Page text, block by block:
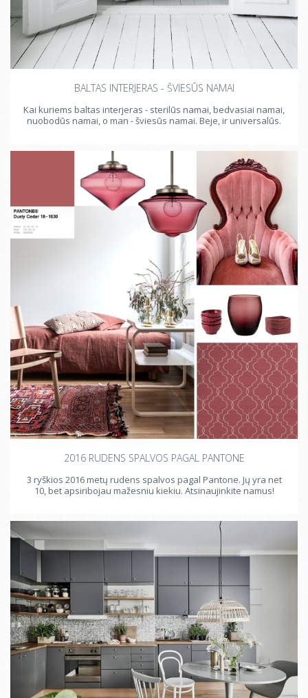
BALTAS INTERJERAS - ŠVIESŪS NAMAI
Kai kuriems baltas interjeras - sterilūs namai, bedvasiai namai,
nuobodūs namai, o man - šviesūs namai. Beje, ir universalūs.
2016 RUDENS SPALVOS PAGAL PANTONE
3 ryškios 2016 metų rudens spalvos pagal Pantone. Jų yra net
10, bet apsiribojau mažesniu kiekiu. Atsinaujinkite namus!